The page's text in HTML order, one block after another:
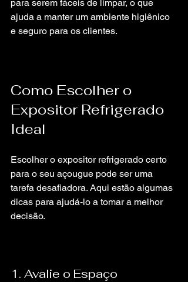
para serem fáceis de limpar, o que
ajuda a manter um ambiente higiênico
e seguro para os clientes.
Como Escolher o
Expositor Refrigerado
Ideal
Escolher o expositor refrigerado certo
para o seu açougue pode ser uma
tarefa desafiadora. Aqui estão algumas
dicas para ajudá-lo a tomar a melhor
decisão.
1. Avalie o Espaço